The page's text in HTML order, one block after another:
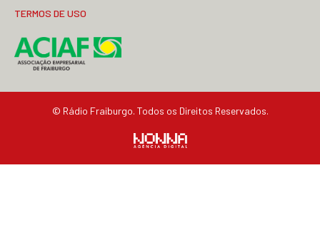
TERMOS DE USO
© Rádio Fraiburgo. Todos os Direitos Reservados.